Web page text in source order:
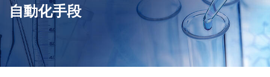
自動化手段